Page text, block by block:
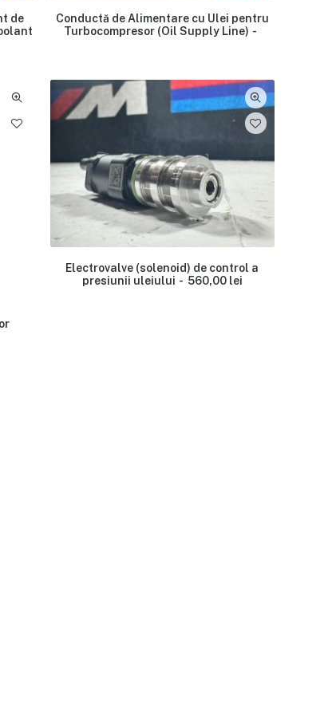
de
Conductă de Alimentare cu Ulei pentru
Turbocompresor (Oil Supply Line)
Electrovalve (solenoid) de control a
presiunii uleiului
560,00 lei